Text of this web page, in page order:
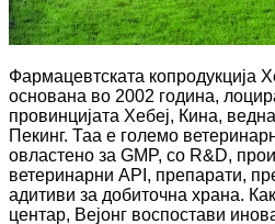
Фармацевтската копродукција
основана во 2002 година,
провинцијата Хебеј, Кина,
Пекинг. Таа е големо
овластено за GMP, со R&D,
ветеринарни API, препарати,
адитиви за добиточна храна.
центар, Вејонг воспостави